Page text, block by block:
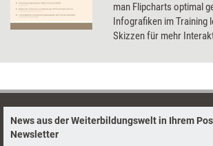
man Flipcharts optimal
Infografiken im Training
Skizzen für mehr
News aus der Weiterbildungswelt in Ihrem
Newsletter